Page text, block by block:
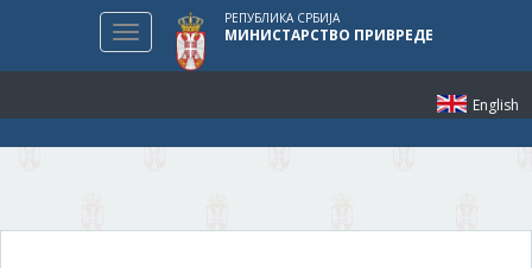
English
Toggle
navigation
РЕПУБЛИКА СРБИЈА
МИНИСТАРСТВО ПРИВРЕДЕ